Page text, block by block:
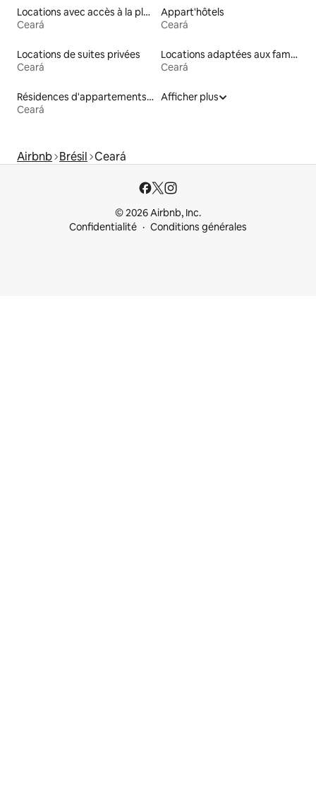
Locations avec accès à la plage
Ceará
Appart'hôtels
Ceará
Locations de suites privées
Ceará
Locations adaptées aux familles
Ceará
Résidences d'appartements en location
Ceará
Afficher plus
Airbnb Brésil Ceará
© 2026 Airbnb, Inc.
Confidentialité
Conditions générales